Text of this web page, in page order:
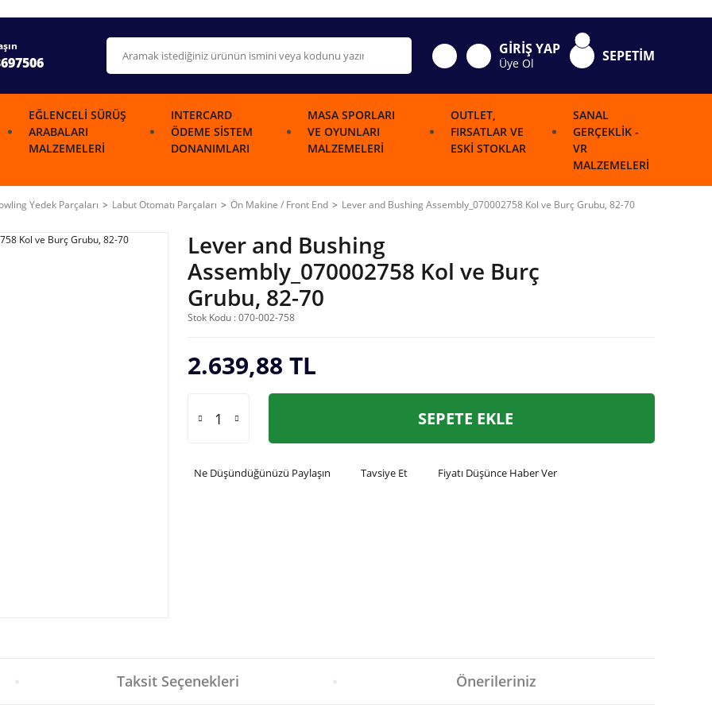
GİRİŞ YAP
Üye Ol SEPETİM
EĞLENCELI SÜRÜŞ
ARABALARI
MALZEMELERI
INTERCARD
ÖDEME SISTEM
DONANIMLARI
MASA SPORLARI
VE OYUNLARI
MALZEMELERI
OUTLET,
FIRSATLAR VE
ESKI STOKLAR
SANAL
GERÇEKLIK -
VR
MALZEMELERI
Yedek Parçaları Labut Otomatı Parçaları Ön Makine / Front End Lever and Bushing Assembly_070002758 Kol ve Burç Grubu, 82-70
Lever and Bushing
Assembly_070002758 Kol ve Burç
Grubu, 82-70
Stok Kodu : 070-002-758
2.639,88 TL
SEPETE EKLE
Ne Düşündüğünüzü Paylaşın Tavsiye Et Fiyatı Düşünce Haber Ver
Taksit Seçenekleri Önerileriniz